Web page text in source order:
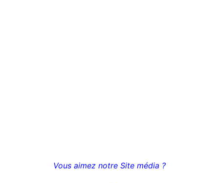
Vous aimez notre Site média ?